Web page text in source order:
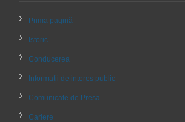
Prima pagină
Istoric
Conducerea
Informații de interes public
Comunicate de Presa
Cariere